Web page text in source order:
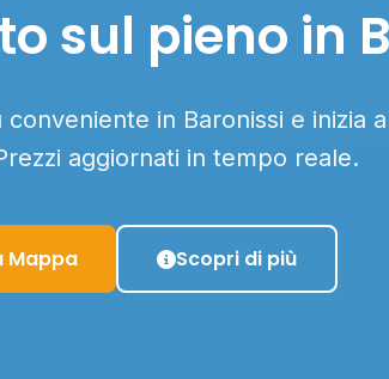
sul pieno in
in Baronissi e inizia
aggiornati in tempo reale.
Mappa Scopri di più